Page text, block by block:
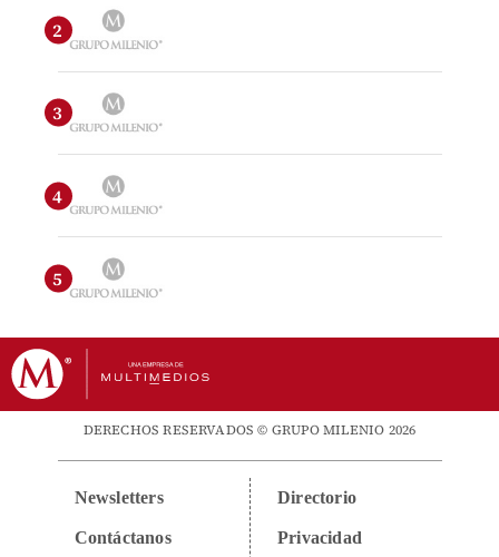
DERECHOS RESERVADOS © GRUPO MILENIO 2026
Newsletters
Contáctanos
Directorio
Privacidad